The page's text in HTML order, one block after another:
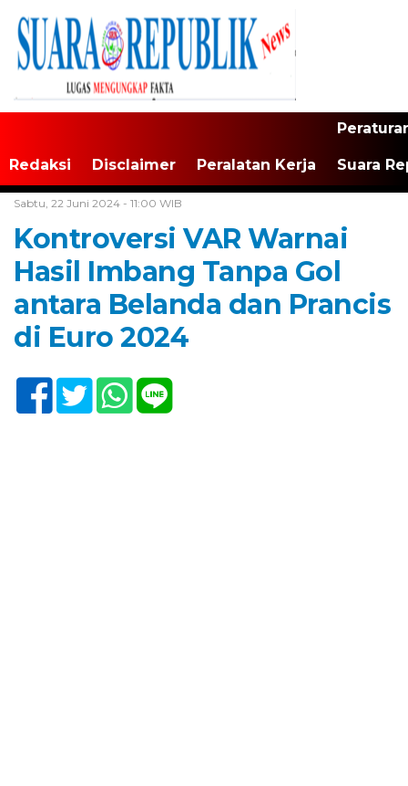
Redaksi Disclaimer Peralatan Kerja Suara
Sabtu, 22 Juni 2024 - 11:00 WIB
Kontroversi VAR Warnai
Hasil Imbang Tanpa Gol
antara Belanda dan Prancis
di Euro 2024